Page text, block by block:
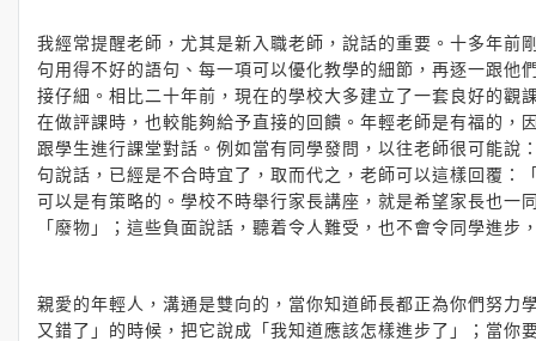
我經常提醒老師，尤其是新入職老師，說話的重要。十多年
句用得不好的語句、每一項可以優化教學的細節，再逐一跟
接仔細。相比二十年前，現在的學校大多建立了一套良好的
在做評課時，也較能夠給予直接的回饋。年輕老師是有福的
跟學生進行課堂對話。例如當有同學發問，以往老師很可能
句說話，已經是不合時宜了，取而代之，老師可以這樣回覆
可以是有策略的。學校不時舉行家長講座，就是希望家長也
「廢物」；這些負面說話，聽着令人難受，也不會令同學進步
親愛的年輕人，溝通是雙向的，當你知道師長都正為你們努
又錯了」的時候，把它說成「我知道應該怎樣進步了」；當